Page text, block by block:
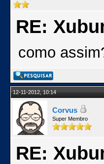
RE:
como
12-11-2012, 10:14
Corvus
Super Membro
RE: